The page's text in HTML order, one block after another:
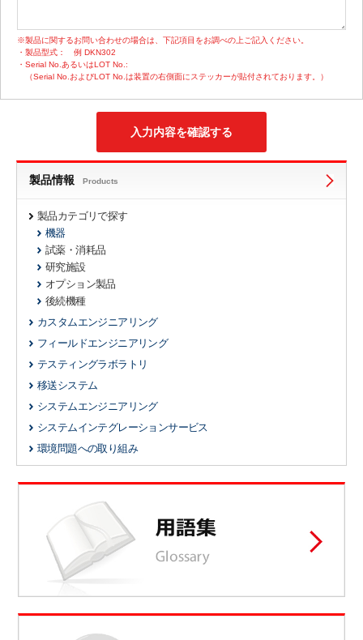
※製品に関するお問い合わせの場合は、下記項目をお調べの上ご記入ください。
・製品型式：
例 DKN302
・Serial No.あるいはLOT No.:
（Serial No.およびLOT No.は装置の右側面にステッカーが貼付されております。）
製品情報 Products
製品カテゴリで探す
機器
試薬・消耗品
研究施設
オプション製品
後続機種
カスタムエンジニアリング
フィールドエンジニアリング
テスティングラボラトリ
移送システム
システムエンジニアリング
システムインテグレーションサービス
環境問題への取り組み